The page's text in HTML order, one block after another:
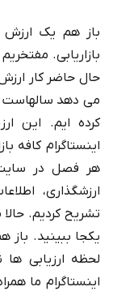
باز هم یک ارزش
بازاریابی.
حال حاضر کار
می دهد سالهاست
کرده ایم. این
اینستاگرام کافه
هر فصل در
ارزشگذاری،
یکجا ببینید. باز
لحظه ارزیابی ها
اینستاگرام ما